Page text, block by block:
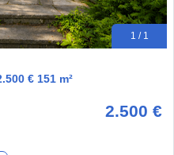
1 / 1
€ 151 m²
2.500 €